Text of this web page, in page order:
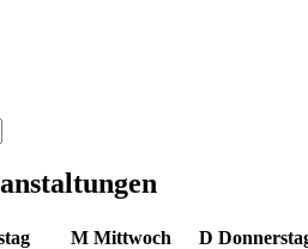
M Mittwoch D